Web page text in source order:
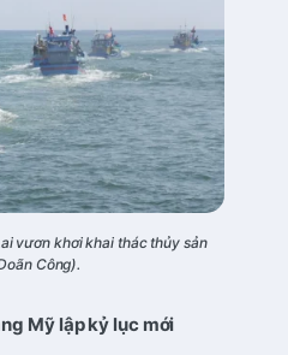
vươn khơi khai thác thủy sản
Công).
Mỹ lập kỷ lục mới